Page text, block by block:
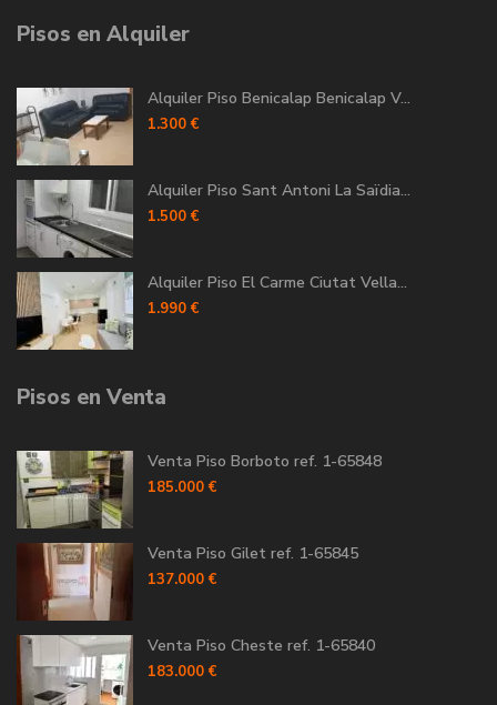
Pisos en Alquiler
Alquiler Piso Benicalap Benicalap V...
1.300 €
Alquiler Piso Sant Antoni La Saïdia...
1.500 €
Alquiler Piso El Carme Ciutat Vella...
1.990 €
Pisos en Venta
Venta Piso Borboto ref. 1-65848
185.000 €
Venta Piso Gilet ref. 1-65845
137.000 €
Venta Piso Cheste ref. 1-65840
183.000 €